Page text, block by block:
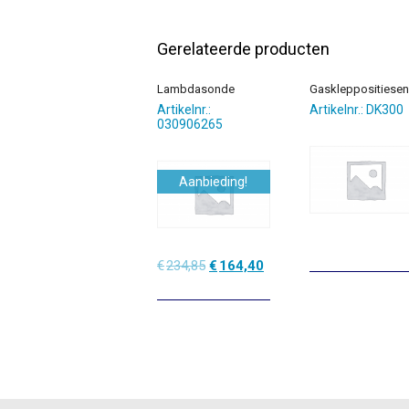
Gerelateerde producten
Lambdasonde
Artikelnr.:
030906265
Aanbieding!
€234,85 Oorspronkelijke
was:
€ 164,40Huidige
is:
Artikelnr.: DK300